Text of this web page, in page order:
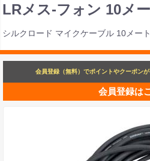
LRメス-フォン 10メ
シルクロード マイクケーブル 10メー
会員登録（無料）でポイントやクーポン
会員登録は